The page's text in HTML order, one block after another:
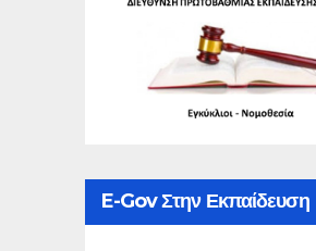
E-Gov Στην Εκπαίδευση